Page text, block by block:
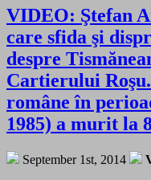
VIDEO: Ştefan
care sfida şi
despre
Cartierului
române în
1985) a murit la
September 1st, 2014